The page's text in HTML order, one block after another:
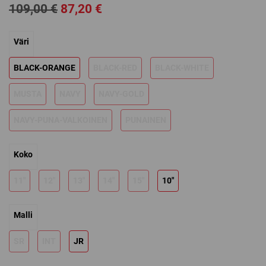
109,00€ Alkuperäinen
109,00 €.
87,20 €
87,20 €.
Väri
BLACK-ORANGE
Koko
10"
Malli
JR